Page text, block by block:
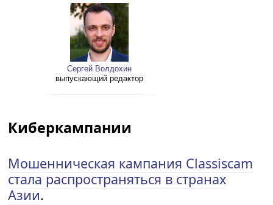
Сергей Волдохин
выпускающий редактор
Киберкампании
Мошенническая кампания Classiscam
стала распространяться в странах
Азии.